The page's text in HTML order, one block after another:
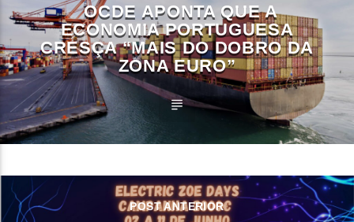
OCDE APONTA QUE A
ECONOMIA PORTUGUESA
CRESÇA “MAIS DO DOBRO DA
ZONA EURO”
POST ANTERIOR